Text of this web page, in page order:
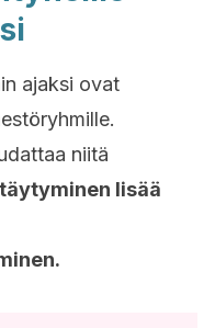
ajaksi ovat
niitä
lisää